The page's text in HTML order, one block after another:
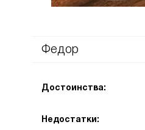
Федор
Достоинства:
Недостатки: